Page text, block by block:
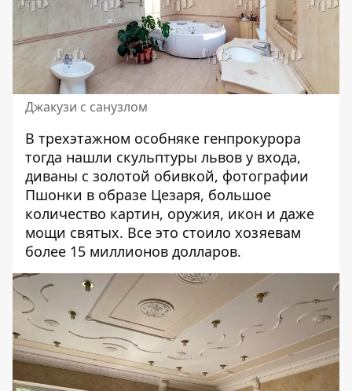
Джакузи с санузлом
В трехэтажном особняке генпрокурора
тогда нашли скульптуры львов у входа,
диваны с золотой обивкой, фотографии
Пшонки в образе Цезаря, большое
количество картин, оружия, икон и даже
мощи святых. Все это стоило хозяевам
более 15 миллионов долларов.